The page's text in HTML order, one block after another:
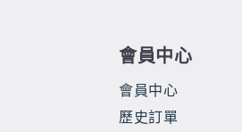
會員中心
會員中心
歷史訂單